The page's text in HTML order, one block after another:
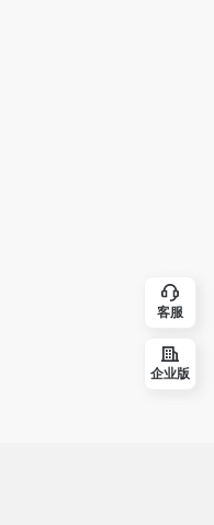
客服
企业版